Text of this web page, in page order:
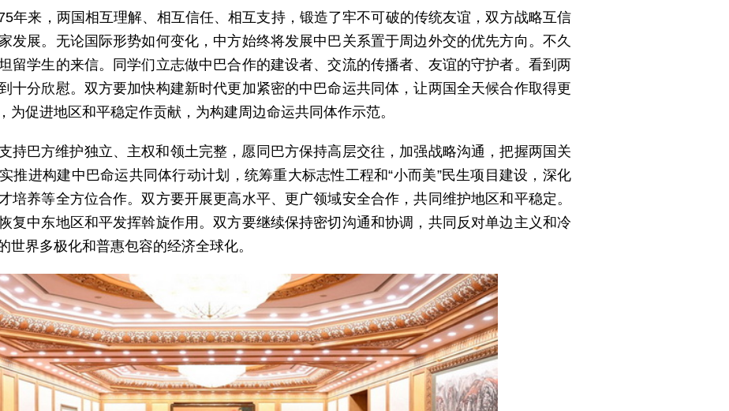
年来，两国相互理解、相互信任、相互支持，锻造了牢不可破的传统友谊，双方战略互信
发展。无论国际形势如何变化，中方始终将发展中巴关系置于周边外交的优先方向。不久
留学生的来信。同学们立志做中巴合作的建设者、交流的传播者、友谊的守护者。看到两
十分欣慰。双方要加快构建新时代更加紧密的中巴命运共同体，让两国全天候合作取得更
为促进地区和平稳定作贡献，为构建周边命运共同体作示范。
持巴方维护独立、主权和领土完整，愿同巴方保持高层交往，加强战略沟通，把握两国关
推进构建中巴命运共同体行动计划，统筹重大标志性工程和“小而美”民生项目建设，深化
培养等全方位合作。双方要开展更高水平、更广领域安全合作，共同维护地区和平稳定。
复中东地区和平发挥斡旋作用。双方要继续保持密切沟通和协调，共同反对单边主义和冷
世界多极化和普惠包容的经济全球化。